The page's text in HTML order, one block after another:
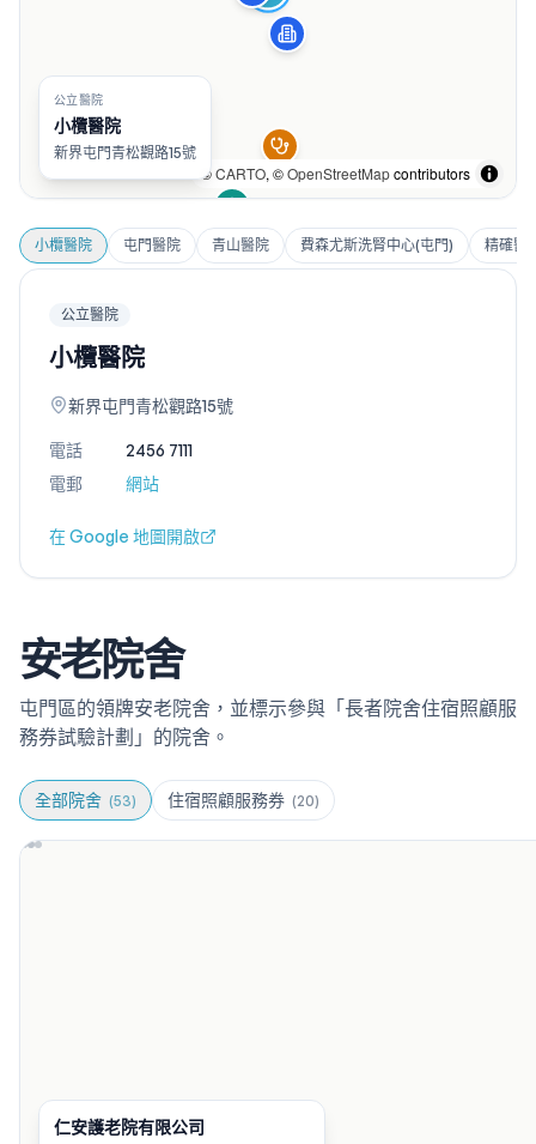
©CARTO, ©OpenStreetMapcontributors
公立醫院
小欖醫院
新界屯門青松觀路15號
小欖醫院 屯門醫院 青山醫院 費森尤斯洗腎中心(屯門) 精確醫
公立醫院
小欖醫院
新界屯門青松觀路15號
電話
2456 7111
電郵
網站
在 Google 地圖開啟
安老院舍
屯門區的領牌安老院舍，並標示參與「長者院舍住宿照顧服
務券試驗計劃」的院舍。
全部院舍 (53) 住宿照顧服務券 (20)
仁安護老院有限公司